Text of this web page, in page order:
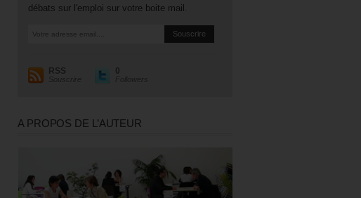
débats sur l'emploi sur votre boite mail.
RSS
Souscrire
0
Followers
A PROPOS DE L’AUTEUR